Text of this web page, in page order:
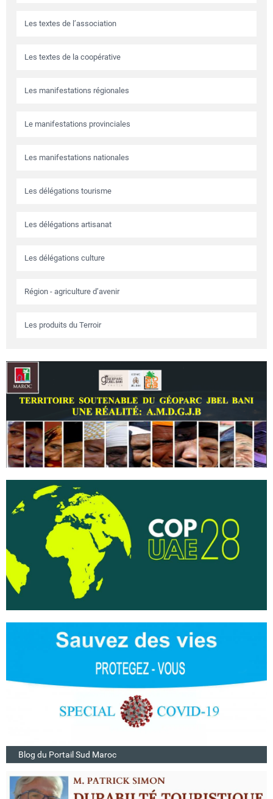
Les textes de l’association
Les textes de la coopérative
Les manifestations régionales
Le manifestations provinciales
Les manifestations nationales
Les délégations tourisme
Les délégations artisanat
Les délégations culture
Région - agriculture d’avenir
Les produits du Terroir
Blog du Portail Sud Maroc